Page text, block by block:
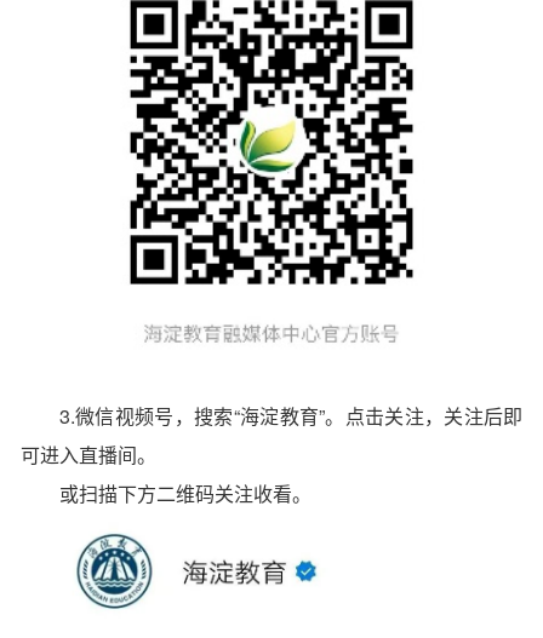
3.微信视频号，搜索“海淀教育”。点击关注，关注后即
可进入直播间。
或扫描下方二维码关注收看。